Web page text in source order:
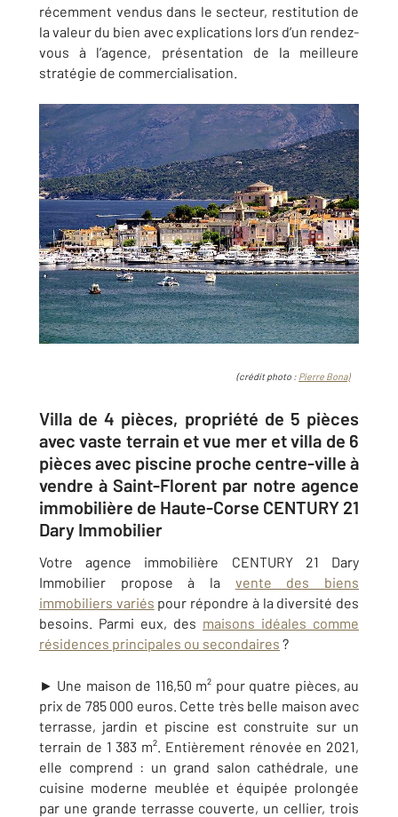
récemment vendus dans le secteur, restitution de
la valeur du bien avec explications lors d’un rendez-
vous à l’agence, présentation de la meilleure
stratégie de commercialisation.
(crédit photo : Pierre Bona)
Villa de 4 pièces, propriété de 5 pièces
avec vaste terrain et vue mer et villa de 6
pièces avec piscine proche centre-ville à
vendre à Saint-Florent par notre agence
immobilière de Haute-Corse CENTURY 21
Dary Immobilier
Votre agence immobilière CENTURY 21 Dary
Immobilier propose à la vente des biens
immobiliers variés pour répondre à la diversité des
besoins. Parmi eux, des maisons idéales comme
résidences principales ou secondaires ?
► Une maison de 116,50 m² pour quatre pièces, au
prix de 785 000 euros. Cette très belle maison avec
terrasse, jardin et piscine est construite sur un
terrain de 1 383 m². Entièrement rénovée en 2021,
elle comprend : un grand salon cathédrale, une
cuisine moderne meublée et équipée prolongée
par une grande terrasse couverte, un cellier, trois